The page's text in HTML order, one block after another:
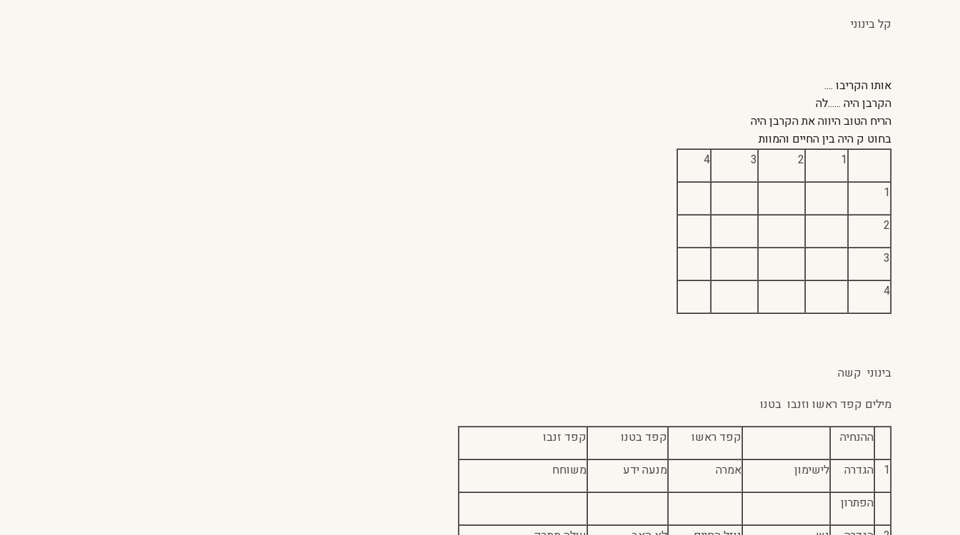
קל בינוני
אותו הקריבו ....
הקרבן היה ......לה
הריח הטוב היווה את הקרבן היה
בחוט ק היה בין החיים והמוות
1
2
3
4
1
2
3
4
בינוני קשה
מילים קפד ראשו וזנבו בטנו
ההנחיה
קפד ראשו קפד בטנו
קפד זנבו
1
הגדרה לישימון אמרה מנעה ידע
משוחח
הפתרון